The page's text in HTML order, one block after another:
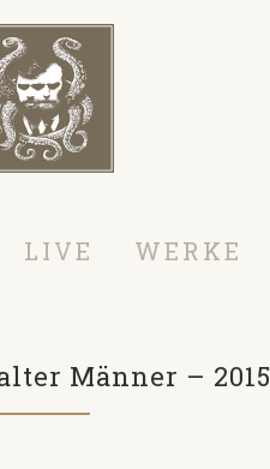
LIVE WERKE
Männer – 2015